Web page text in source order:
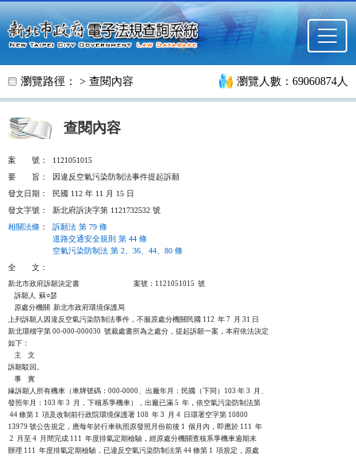
跳至主要內容
瀏覽路徑： > 查閱內容 瀏覽人數：69060874人
查閱內容
案 號：
1121051015
要
旨：
因違反空氣污染防制法事件提起訴願
發文日期：
民國 112 年 11 月 15 日
發文字號：
新北府訴決字第 1121732532 號
相關法條 ：
訴願法 第 79 條
道路交通安全規則 第 44 條
空氣污染防制法 第 2、36、44、80 條
全
文：
新北市政府訴願決定書                                  案號：1121051015  號
    訴願人  蘇○瑟
    原處分機關  新北市政府環境保護局
上列訴願人因違反空氣污染防制法事件，不服原處分機關民國 112  年 7  月 31 日
新北環稽字第 00-000-000030  號裁處書所為之處分，提起訴願一案，本府依法決定
如下：
    主    文
訴願駁回。
    事    實
緣訴願人所有機車（車牌號碼：000-0000、出廠年月：民國（下同）103 年 3  月、
發照年月：103 年 3  月，下稱系爭機車），出廠已滿 5  年，依空氣污染防制法第
44 條第 1  項及改制前行政院環境保護署 108  年 3  月 4  日環署空字第 10800
13979 號公告規定，應每年於行車執照原發照月份前後 1  個月內，即應於 111  年
2  月至 4  月間完成 111  年度排氣定期檢驗，經原處分機關查核系爭機車逾期未
辦理 111  年度排氣定期檢驗，已違反空氣污染防制法第 44 條第 1  項規定，原處